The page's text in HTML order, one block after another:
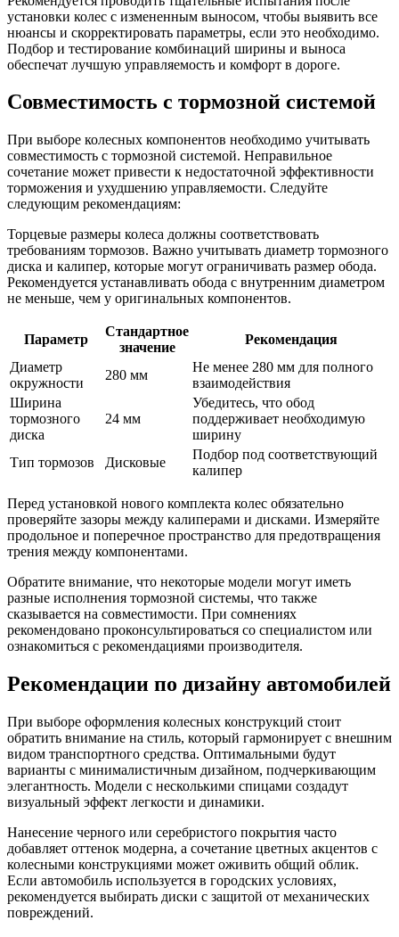
установки колес с измененным выносом, чтобы выявить все
нюансы и скорректировать параметры, если это необходимо.
Подбор и тестирование комбинаций ширины и выноса
обеспечат лучшую управляемость и комфорт в дороге.
Совместимость с тормозной системой
При выборе колесных компонентов необходимо учитывать
совместимость с тормозной системой. Неправильное
сочетание может привести к недостаточной эффективности
торможения и ухудшению управляемости. Следуйте
следующим рекомендациям:
Торцевые размеры колеса должны соответствовать
требованиям тормозов. Важно учитывать диаметр тормозного
диска и калипер, которые могут ограничивать размер обода.
Рекомендуется устанавливать обода с внутренним диаметром
не меньше, чем у оригинальных компонентов.
Параметр
Стандартное
значение
Рекомендация
Диаметр
окружности
280 мм
Не менее 280 мм для полного
взаимодействия
Ширина
тормозного
диска
24 мм
Убедитесь, что обод
поддерживает необходимую
ширину
Тип тормозов
Дисковые
Подбор под соответствующий
калипер
Перед установкой нового комплекта колес обязательно
проверяйте зазоры между калиперами и дисками. Измеряйте
продольное и поперечное пространство для предотвращения
трения между компонентами.
Обратите внимание, что некоторые модели могут иметь
разные исполнения тормозной системы, что также
сказывается на совместимости. При сомнениях
рекомендовано проконсультироваться со специалистом или
ознакомиться с рекомендациями производителя.
Рекомендации по дизайну автомобилей
При выборе оформления колесных конструкций стоит
обратить внимание на стиль, который гармонирует с внешним
видом транспортного средства. Оптимальными будут
варианты с минималистичным дизайном, подчеркивающим
элегантность. Модели с несколькими спицами создадут
визуальный эффект легкости и динамики.
Нанесение черного или серебристого покрытия часто
добавляет оттенок модерна, а сочетание цветных акцентов с
колесными конструкциями может оживить общий облик.
Если автомобиль используется в городских условиях,
рекомендуется выбирать диски с защитой от механических
повреждений.